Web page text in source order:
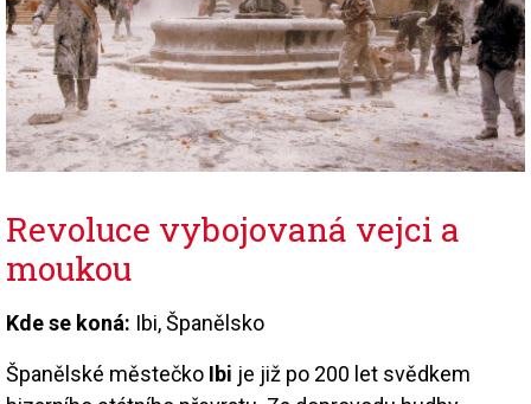
Revoluce vybojovaná vejci a
moukou
Kde se koná: Ibi, Španělsko
Španělské městečko Ibi je již po 200 let svědkem